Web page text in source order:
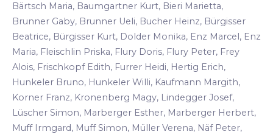
Bärtsch Maria, Baumgartner Kurt, Bieri Marietta,
Brunner Gaby, Brunner Ueli, Bucher Heinz, Bürgisser
Beatrice, Bürgisser Kurt, Dolder Monika, Enz Marcel, Enz
Maria, Fleischlin Priska, Flury Doris, Flury Peter, Frey
Alois, Frischkopf Edith, Furrer Heidi, Hertig Erich,
Hunkeler Bruno, Hunkeler Willi, Kaufmann Margith,
Korner Franz, Kronenberg Magy, Lindegger Josef,
Lüscher Simon, Marberger Esther, Marberger Herbert,
Muff Irmgard, Muff Simon, Müller Verena, Näf Peter,